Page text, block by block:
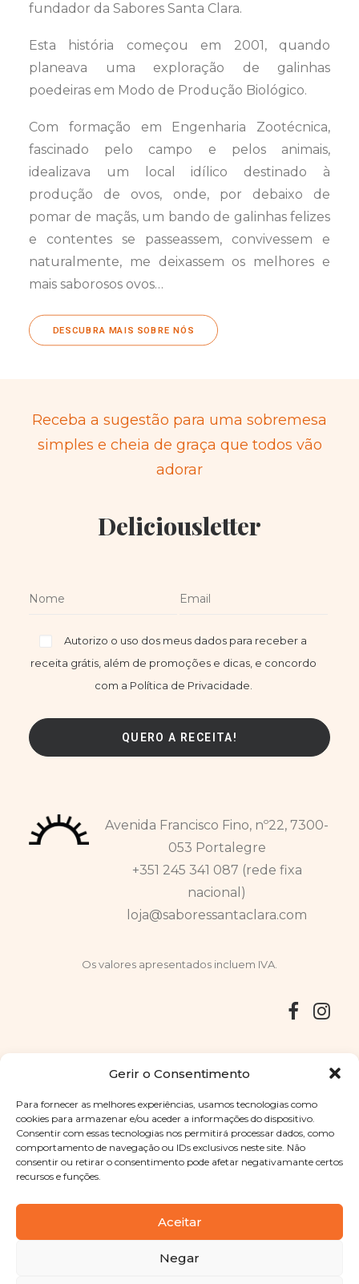
Gerir o Consentimento
Para fornecer as melhores experiências, usamos tecnologias como
cookies para armazenar e/ou aceder a informações do dispositivo.
Consentir com essas tecnologias nos permitirá processar dados, como
comportamento de navegação ou IDs exclusivos neste site. Não
consentir ou retirar o consentimento pode afetar negativamante certos
recursos e funções.
Aceitar
Negar
fundador da Sabores Santa Clara.
Esta história começou em 2001, quando
planeava uma exploração de galinhas
poedeiras em Modo de Produção Biológico.
Com formação em Engenharia Zootécnica,
fascinado pelo campo e pelos animais,
idealizava um local idílico destinado à
produção de ovos, onde, por debaixo de
pomar de maçãs, um bando de galinhas felizes
e contentes se passeassem, convivessem e
naturalmente, me deixassem os melhores e
mais saborosos ovos…
DESCUBRA MAIS SOBRE NÓS
Receba a sugestão para uma sobremesa
simples e cheia de graça que todos vão
adorar
Deliciousletter
Autorizo o uso dos meus dados para receber a
receita grátis, além de promoções e dicas, e concordo
com a Política de Privacidade.
Avenida Francisco Fino, nº22, 7300-
053 Portalegre
+351 245 341 087 (rede fixa
nacional)
loja@saboressantaclara.com
Os valores apresentados incluem IVA.
Copyright © 2025 Sabores Santa Clara
. Todos os direitos
reservadosPolítica de Privacidade |Termos e condições
Designed byShift Your Branding Agency